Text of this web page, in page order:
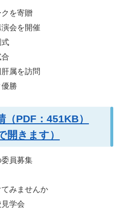
を寄贈
会を開催
式
属を訪問
勝
（PDF：451KB）
開きます）
員募集
みませんか
学会